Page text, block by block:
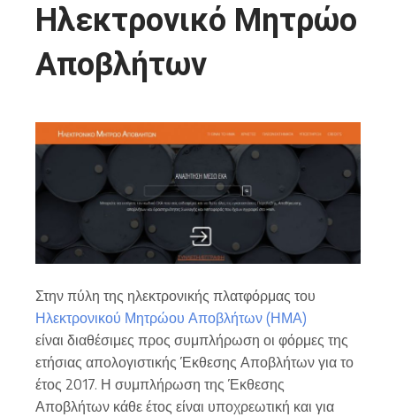
Ηλεκτρονικό Μητρώο
Αποβλήτων
Στην πύλη της ηλεκτρονικής πλατφόρμας του
Ηλεκτρονικού Μητρώου Αποβλήτων (ΗΜΑ)
είναι διαθέσιμες προς συμπλήρωση οι φόρμες της
ετήσιας απολογιστικής Έκθεσης Αποβλήτων για το
έτος 2017. Η συμπλήρωση της Έκθεσης
Αποβλήτων κάθε έτος είναι υποχρεωτική και για